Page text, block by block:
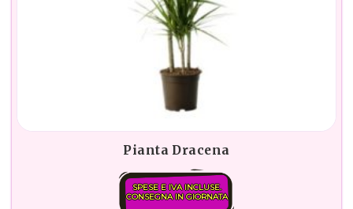
Pianta Dracena
SPESE E IVA INCLUSE.
CONSEGNA IN GIORNATA